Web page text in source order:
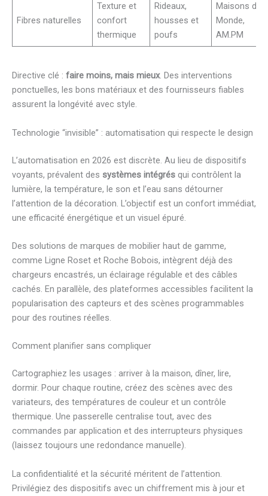
Fibres naturelles
Texture et
confort
thermique
Rideaux,
housses et
poufs
Maisons du
Monde,
AM.PM
Directive clé : faire moins, mais mieux. Des interventions
ponctuelles, les bons matériaux et des fournisseurs fiables
assurent la longévité avec style.
Technologie “invisible” : automatisation qui respecte le design
L’automatisation en 2026 est discrète. Au lieu de dispositifs
voyants, prévalent des systèmes intégrés qui contrôlent la
lumière, la température, le son et l’eau sans détourner
l’attention de la décoration. L’objectif est un confort immédiat,
une efficacité énergétique et un visuel épuré.
Des solutions de marques de mobilier haut de gamme,
comme Ligne Roset et Roche Bobois, intègrent déjà des
chargeurs encastrés, un éclairage régulable et des câbles
cachés. En parallèle, des plateformes accessibles facilitent la
popularisation des capteurs et des scènes programmables
pour des routines réelles.
Comment planifier sans compliquer
Cartographiez les usages : arriver à la maison, dîner, lire,
dormir. Pour chaque routine, créez des scènes avec des
variateurs, des températures de couleur et un contrôle
thermique. Une passerelle centralise tout, avec des
commandes par application et des interrupteurs physiques
(laissez toujours une redondance manuelle).
La confidentialité et la sécurité méritent de l’attention.
Privilégiez des dispositifs avec un chiffrement mis à jour et